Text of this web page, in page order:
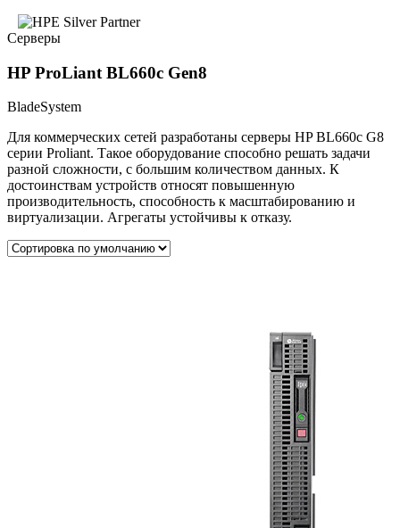
Серверы
HP ProLiant BL660c Gen8
BladeSystem
Для коммерческих сетей разработаны серверы HP BL660c G8
серии Proliant. Такое оборудование способно решать задачи
разной сложности, с большим количеством данных. К
достоинствам устройств относят повышенную
производительность, способность к масштабированию и
виртуализации. Агрегаты устойчивы к отказу.